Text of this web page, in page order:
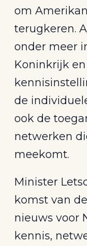
om
terugkeren.
onder meer
Koninkrijk en
de
ook de
netwerken
meekomt.
Minister
komst van
nieuws voor
kennis,